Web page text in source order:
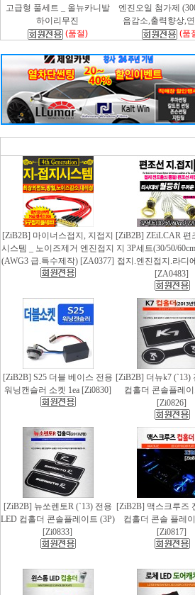
고급형 풀세트 _ 올뉴카니발
하이리무진
(품절)
엔진오일 첨가제
음감소,출력향상,
(품
[ZiB2B] 마이너스접지, 지접지
시스템 _ 노이즈제거 엔진접지
(AWG3 급.특수제작) [ZA0377]
[ZiB2B] ZEiLCAR 편
지 3P세트(30/50/
접지.엔진접지.라디
[ZA0483]
[ZiB2B] S25 더블 베이스 전용
워닝캔슬러 소켓 1ea [Zi0830]
[ZiB2B] 더뉴k7 (`13)
컵홀더 콘솔플레
[Zi0826]
[ZiB2B] 뉴쏘렌토R (`13) 전용
LED 컵홀더 콘솔플레이트 (3P)
[Zi0833]
[ZiB2B] 맥스크루즈
컵홀더 콘솔 플레
[Zi0817]